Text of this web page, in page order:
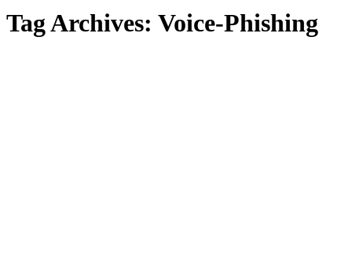
Tag Archives: Voice-Phishing